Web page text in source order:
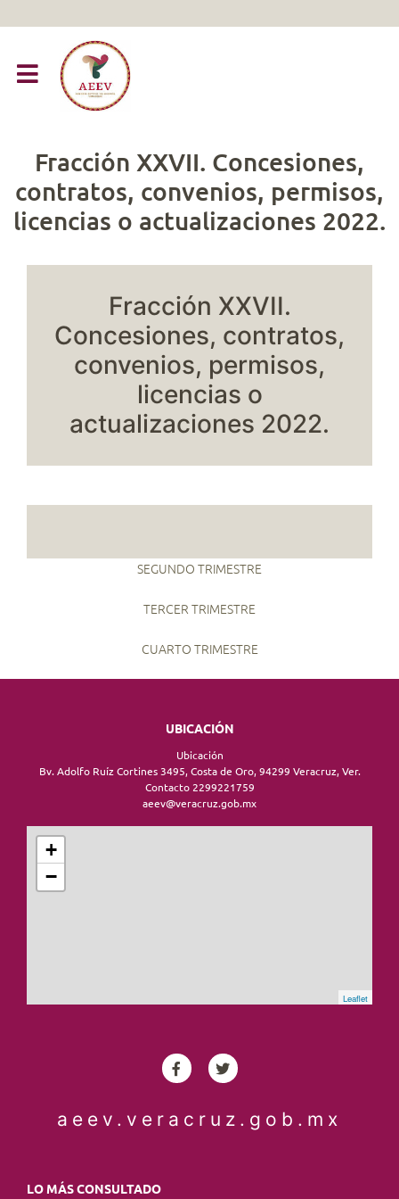
Fracción XXVII. Concesiones,
contratos, convenios, permisos,
licencias o actualizaciones 2022.
Fracción XXVII.
Concesiones, contratos,
convenios, permisos,
licencias o
actualizaciones 2022.
SEGUNDO TRIMESTRE
TERCER TRIMESTRE
CUARTO TRIMESTRE
UBICACIÓN
Ubicación
Bv. Adolfo Ruíz Cortines 3495, Costa de Oro, 94299 Veracruz, Ver.
Contacto 2299221759
aeev@veracruz.gob.mx
+
−
Leaflet
aeev.veracruz.gob.mx
LO MÁS CONSULTADO